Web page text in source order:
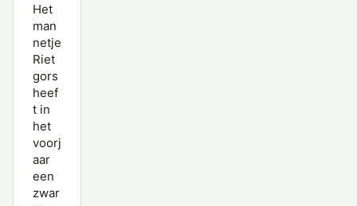
Het
man
netje
Riet
gors
heef
t in
het
voorj
aar
een
zwar